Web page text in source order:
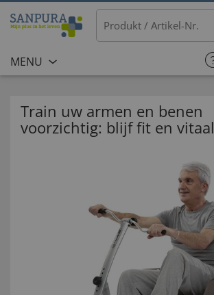
MENU
Train uw armen en benen
voorzichtig: blijf fit en vitaal